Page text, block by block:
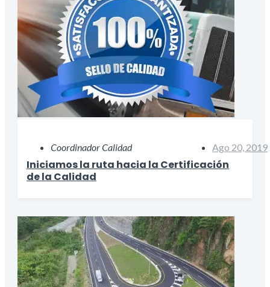
Coordinador Calidad Ago 20, 2019
Iniciamos la ruta hacia la Certificación
de la Calidad